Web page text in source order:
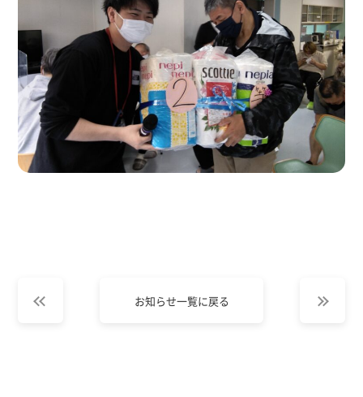
お知らせ一覧に戻る